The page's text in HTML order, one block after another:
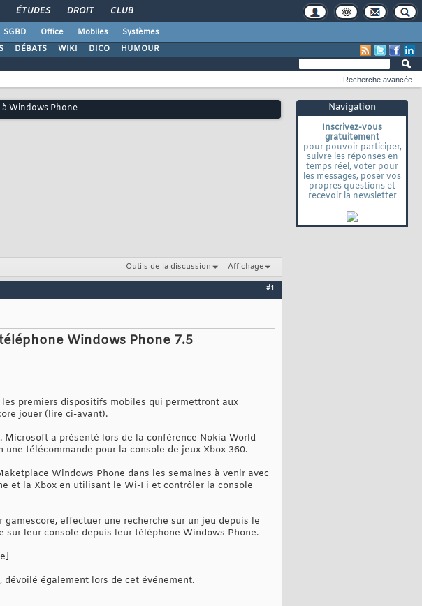
ÉTUDES DROIT CLUB
SGBD Office Mobiles
Systèmes
DÉBATS WIKI DICO HUMOUR
Navigation
Inscrivez-vous
gratuitement
pour pouvoir participer,
suivre les réponses en
temps réel, voter pour
les messages, poser vos
propres questions et
recevoir la newsletter
Recherche avancée
Windows Phone
Outils de la discussion Affichage
#1
Windows Phone 7.5
premiers dispositifs mobiles qui permettront aux
jouer (lire ci-avant).
a présenté lors de la conférence Nokia World
télécommande pour la console de jeux Xbox 360.
Windows Phone dans les semaines à venir avec
et la Xbox en utilisant le Wi-Fi et contrôler la console
effectuer une recherche sur un jeu depuis le
sur leur console depuis leur téléphone Windows Phone.
, dévoilé également lors de cet événement.